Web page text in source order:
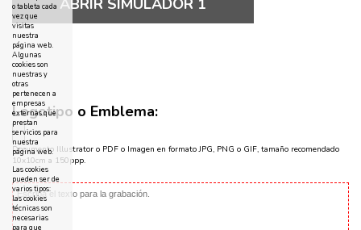
ABRIR SIMULADOR 1
Logotipo o Emblema:
Documento Illustrator o PDF o Imagen en formato JPG, PNG o GIF, tamaño recomendado
10x10cm a 150ppp.
o tableta cada
vez que
visitas
nuestra
página web.
Algunas
cookies son
nuestras y
otras
pertenecen a
empresas
externas que
prestan
servicios para
nuestra
página web.
Las cookies
pueden ser de
varios tipos:
las cookies
técnicas son
necesarias
para que